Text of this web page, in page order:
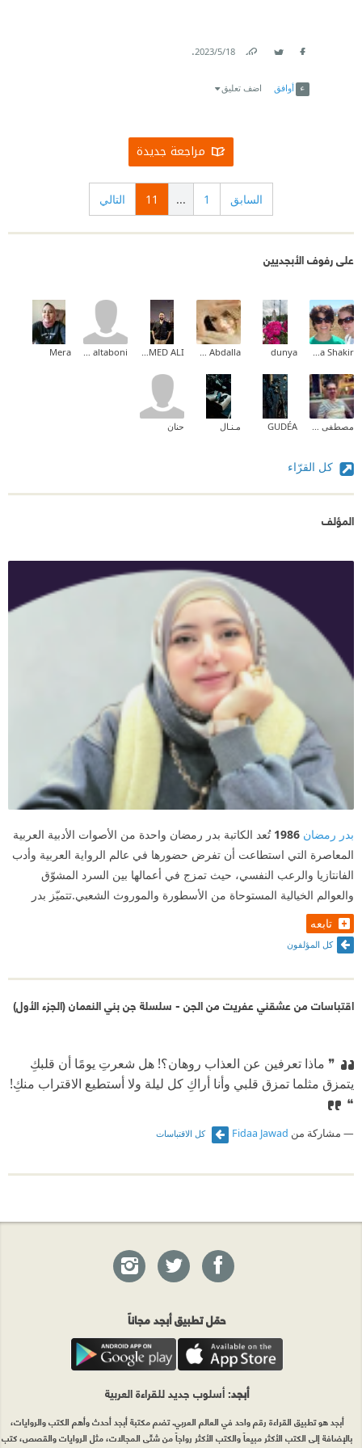
18‏/5‏/2023
.
أوافق اضف تعليق
مراجعة جديدة
السابق 1
...
11 التالي
على رفوف الأبجديين
Maha Shakir
dunya
Rowaida Taha Abdalla
MOHAMED ALI
oshy altaboni
Mera
مصطفى عمر الفاروق GUDÉA مـنـال حنان
كل القرّاء
المؤلف
بدر رمضان 1986 تُعد الكاتبة بدر رمضان واحدة من الأصوات الأدبية العربية
المعاصرة التي استطاعت أن تفرض حضورها في عالم الرواية العربية وأدب
الفانتازيا والرعب النفسي، حيث تمزج في أعمالها بين السرد المشوّق
والعوالم الخيالية المستوحاة من الأسطورة والموروث الشعبي.تتميّز بدر
تابعه
كل المؤلفون
اقتباسات من عشقني عفريت من الجن - سلسلة جن بني النعمان (الجزء الأول)
❞ ماذا تعرفين عن العذاب روهان؟! هل شعرتِ يومًا أن قلبكِ
يتمزق مثلما تمزق قلبي وأنا أراكِ كل ليلة ولا أستطيع الاقتراب منكِ!
❝
مشاركة من Fidaa Jawad كل الاقتباسات
حمّل تطبيق أبجد مجاناً
أبجد: أسلوب جديد للقراءة العربية
أبجد هو تطبيق القراءة رقم واحد في العالم العربي. تضم مكتبة أبجد أحدث وأهم الكتب والروايات،
بالإضافة إلى الكتب الأكثر مبيعاً والكتب الأكثر رواجاً من شتّى المجالات، مثل الروايات والقصص، كتب